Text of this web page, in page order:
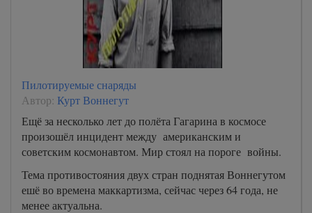
Пилотируемые снаряды
Автор: Курт Воннегут
Ещё за несколько лет до полёта Гагарина в космосе
произошёл инцидент между американским и
советским космонавтом. Мир стоял на пороге войны.
Тема противостояния двух стран поднятая Воннегутом
ешё во времена маккартизма, сейчас через 64 года, не
менее актуальна.